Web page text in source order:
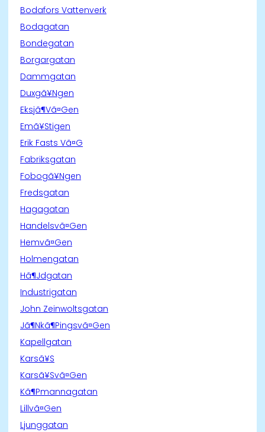
Bodafors Vattenverk
Bodagatan
Bondegatan
Borgargatan
Dammgatan
Duxgã¥Ngen
Eksjã¶Vã¤Gen
Emã¥Stigen
Erik Fasts Vã¤G
Fabriksgatan
Fobogã¥Ngen
Fredsgatan
Hagagatan
Handelsvã¤Gen
Hemvã¤Gen
Holmengatan
Hã¶Jdgatan
Industrigatan
John Zeinwoltsgatan
Jã¶Nkã¶Pingsvã¤Gen
Kapellgatan
Karsã¥S
Karsã¥Svã¤Gen
Kã¶Pmannagatan
Lillvã¤Gen
Ljunggatan